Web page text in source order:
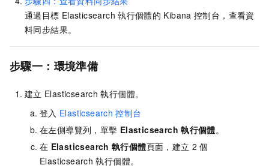
通過目標 Elasticsearch 執行個體的 Kibana 控制台，查看資
料同步結果。
步驟一：環境準備
建立 Elasticsearch 執行個體。
登入 Elasticsearch 控制台
在左側導覽列，單擊 Elasticsearch 執行個體。
在 Elasticsearch 執行個體頁面，建立 2 個
Elasticsearch 執行個體。